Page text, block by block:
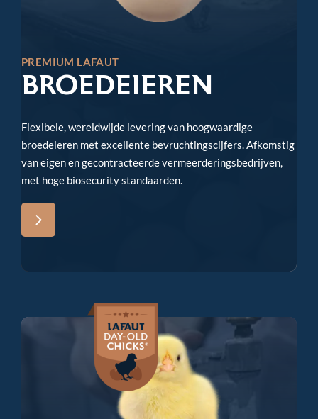
PREMIUM LAFAUT
BROED­EIEREN
Flexibele, wereldwijde levering van hoogwaardige
broedeieren met excellente bevruchtingscijfers. Afkomstig
van eigen en gecontracteerde vermeerderingsbedrijven,
met hoge biosecurity standaarden.